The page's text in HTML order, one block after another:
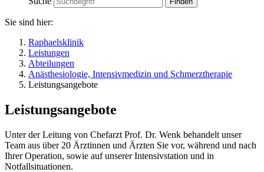
Sie sind hier:
Raphaelsklinik
Leistungen
Abteilungen
Anästhesiologie, Intensivmedizin und Schmerztherapie
Leistungsangebote
Leistungsangebote
Unter der Leitung von Chefarzt Prof. Dr. Wenk behandelt unser
Team aus über 20 Ärztinnen und Ärzten Sie vor, während und nach
Ihrer Operation, sowie auf unserer Intensivstation und in
Notfallsituationen.